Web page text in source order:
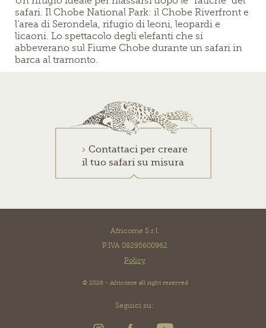
safari. Il Chobe National Park: il Chobe Riverfront e
l’area di Serondela, rifugio di leoni, leopardi e
licaoni. Lo spettacolo degli elefanti che si
abbeverano sul Fiume Chobe durante un safari in
barca al tramonto.
Contattaci per creare
il tuo safari su misura
Seguici su:
Africome S.r.l.
P.IVA 08295600962
Policy
© 2026 - Africome all right reserved